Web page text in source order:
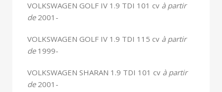
VOLKSWAGEN GOLF IV 1.9 TDI 101 cv à partir
de 2001-
VOLKSWAGEN GOLF IV 1.9 TDI 115 cv à partir
de 1999-
VOLKSWAGEN SHARAN 1.9 TDI 101 cv à partir
de 2001-